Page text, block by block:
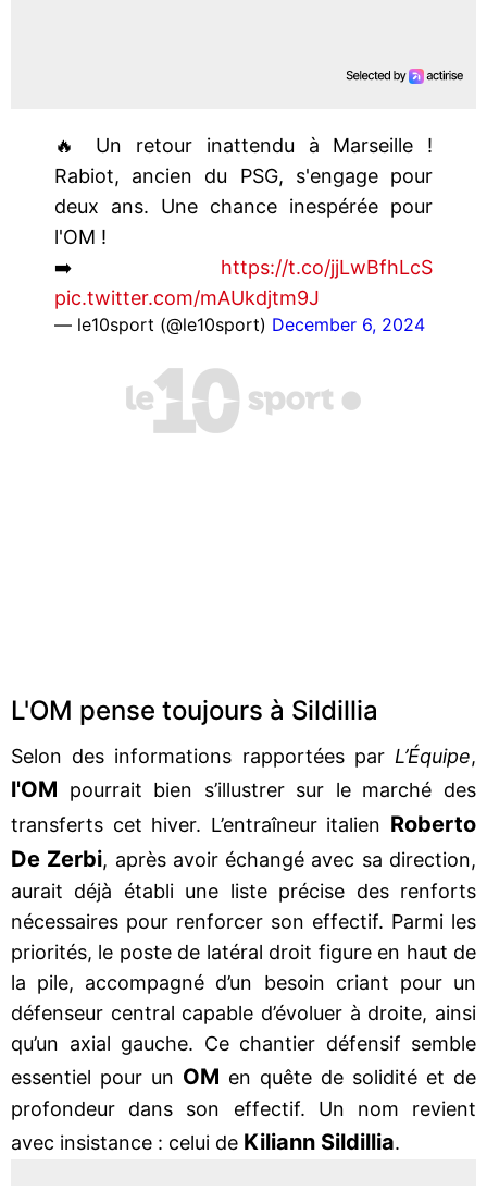
🔥 Un retour inattendu à Marseille !
Rabiot, ancien du PSG, s'engage pour
deux ans. Une chance inespérée pour
l'OM !
➡️ https://t.co/jjLwBfhLcS
pic.twitter.com/mAUkdjtm9J
— le10sport (@le10sport) December 6, 2024
L'OM pense toujours à Sildillia
Selon des informations rapportées par L’Équipe,
l'OM pourrait bien s’illustrer sur le marché des
transferts cet hiver. L’entraîneur italien Roberto
De Zerbi, après avoir échangé avec sa direction,
aurait déjà établi une liste précise des renforts
nécessaires pour renforcer son effectif. Parmi les
priorités, le poste de latéral droit figure en haut de
la pile, accompagné d’un besoin criant pour un
défenseur central capable d’évoluer à droite, ainsi
qu’un axial gauche. Ce chantier défensif semble
essentiel pour un OM en quête de solidité et de
profondeur dans son effectif. Un nom revient
avec insistance : celui de Kiliann Sildillia.